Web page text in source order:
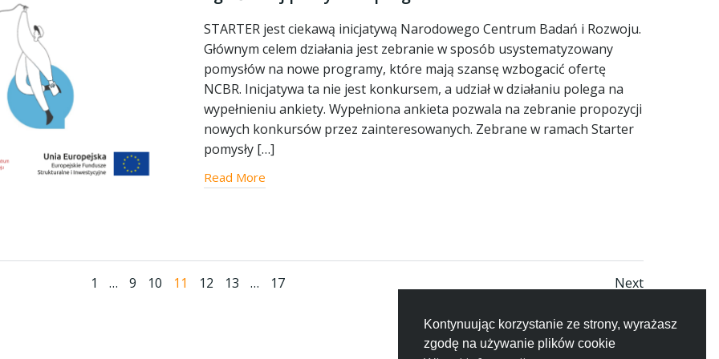
STARTER jest ciekawą inicjatywą Narodowego Centrum Badań i Rozwoju.
Głównym celem działania jest zebranie w sposób usystematyzowany
pomysłów na nowe programy, które mają szansę wzbogacić ofertę
NCBR. Inicjatywa ta nie jest konkursem, a udział w działaniu polega na
wypełnieniu ankiety. Wypełniona ankieta pozwala na zebranie propozycji
nowych konkursów przez zainteresowanych. Zebrane w ramach Starter
pomysły […]
Read More
Page
1 … Page
9 Page
10 Page
11 Page
12 Page
13 … Page
17
Posts
Next
Kontynuując korzystanie ze strony, wyrażasz
zgodę na używanie plików cookie